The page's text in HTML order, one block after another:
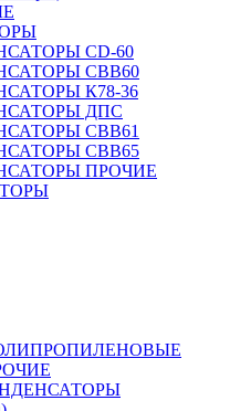
CD-60
CBB60
К78-36
ДПС
CBB61
CBB65
ПРОЧИЕ